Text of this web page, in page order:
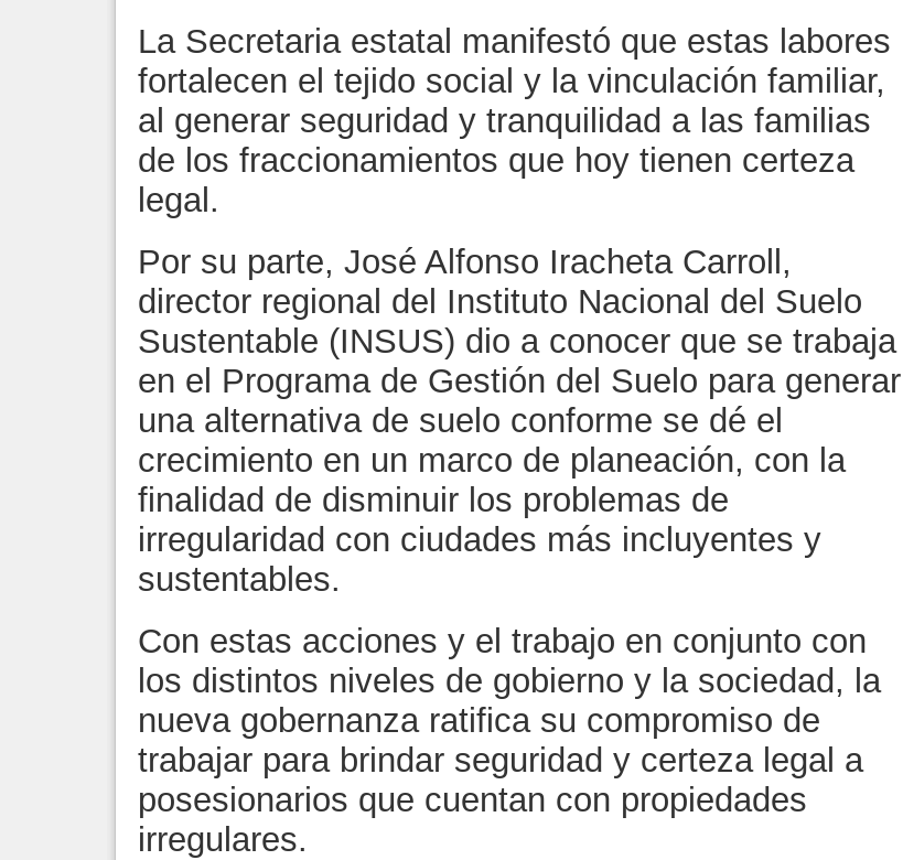
La Secretaria estatal manifestó que estas labores
fortalecen el tejido social y la vinculación familiar,
al generar seguridad y tranquilidad a las familias
de los fraccionamientos que hoy tienen certeza
legal.
Por su parte, José Alfonso Iracheta Carroll,
director regional del Instituto Nacional del Suelo
Sustentable (INSUS) dio a conocer que se trabaja
en el Programa de Gestión del Suelo para generar
una alternativa de suelo conforme se dé el
crecimiento en un marco de planeación, con la
finalidad de disminuir los problemas de
irregularidad con ciudades más incluyentes y
sustentables.
Con estas acciones y el trabajo en conjunto con
los distintos niveles de gobierno y la sociedad, la
nueva gobernanza ratifica su compromiso de
trabajar para brindar seguridad y certeza legal a
posesionarios que cuentan con propiedades
irregulares.